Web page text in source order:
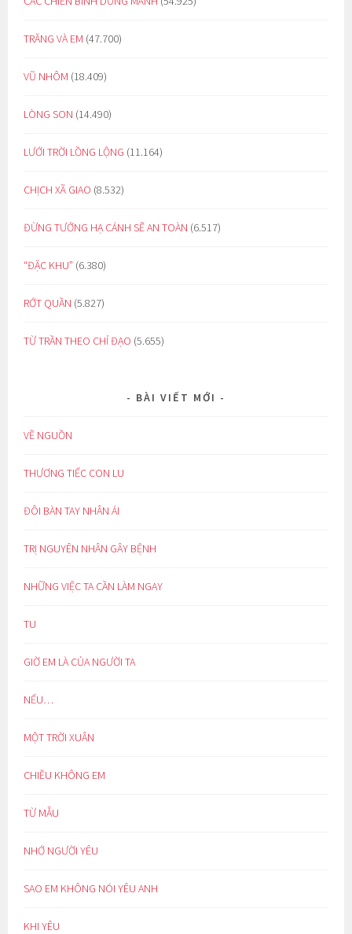
TRĂNG VÀ EM (47.700)
VŨ NHÔM (18.409)
LÒNG SON (14.490)
LƯỚI TRỜI LỒNG LỘNG (11.164)
CHỊCH XÃ GIAO (8.532)
ĐỪNG TƯỞNG HẠ CÁNH SẼ AN TOÀN (6.517)
“ĐẶC KHU” (6.380)
RỚT QUẦN (5.827)
TỪ TRẦN THEO CHỈ ĐẠO (5.655)
BÀI VIẾT MỚI
VỀ NGUỒN
THƯƠNG TIẾC CON LU
ĐÔI BÀN TAY NHÂN ÁI
TRỊ NGUYÊN NHÂN GÂY BỆNH
NHỮNG VIỆC TA CẦN LÀM NGAY
TU
GIỜ EM LÀ CỦA NGƯỜI TA
NẾU…
MỘT TRỜI XUÂN
CHIỀU KHÔNG EM
TỪ MẪU
NHỚ NGƯỜI YÊU
SAO EM KHÔNG NÓI YÊU ANH
KHI YÊU